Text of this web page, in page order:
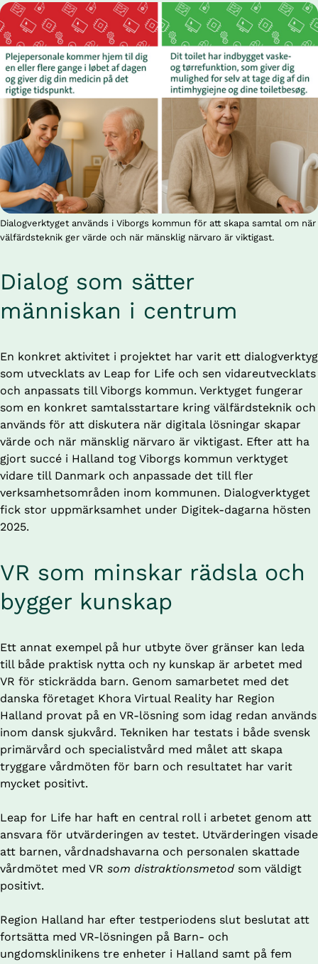
Dialogverktyget används i Viborgs kommun för att skapa samtal om när
välfärdsteknik ger värde och när mänsklig närvaro är viktigast.
Dialog som sätter
människan i centrum
En konkret aktivitet i projektet har varit ett dialogverktyg
som utvecklats av Leap for Life och sen vidareutvecklats
och anpassats till Viborgs kommun. Verktyget fungerar
som en konkret samtalsstartare kring välfärdsteknik och
används för att diskutera när digitala lösningar skapar
värde och när mänsklig närvaro är viktigast. Efter att ha
gjort succé i Halland tog Viborgs kommun verktyget
vidare till Danmark och anpassade det till fler
verksamhetsområden inom kommunen. Dialogverktyget
fick stor uppmärksamhet under Digitek-dagarna hösten
2025.
VR som minskar rädsla och
bygger kunskap
Ett annat exempel på hur utbyte över gränser kan leda
till både praktisk nytta och ny kunskap är arbetet med
VR för stickrädda barn. Genom samarbetet med det
danska företaget Khora Virtual Reality har Region
Halland provat på en VR-lösning som idag redan används
inom dansk sjukvård. Tekniken har testats i både svensk
primärvård och specialistvård med målet att skapa
tryggare vårdmöten för barn och resultatet har varit
mycket positivt.
Leap for Life har haft en central roll i arbetet genom att
ansvara för utvärderingen av testet. Utvärderingen visade
att barnen, vårdnadshavarna och personalen skattade
vårdmötet med VR som distraktionsmetod som väldigt
positivt.
Region Halland har efter testperiodens slut beslutat att
fortsätta med VR-lösningen på Barn- och
ungdomsklinikens tre enheter i Halland samt på fem